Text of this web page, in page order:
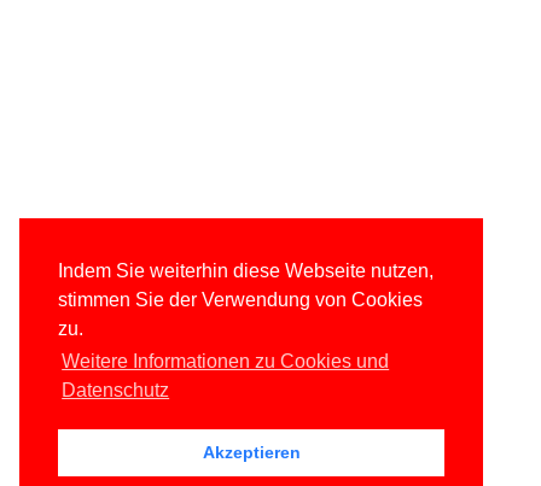
Indem Sie weiterhin diese Webseite nutzen,
stimmen Sie der Verwendung von Cookies
zu.
Weitere Informationen zu Cookies und
Datenschutz
Akzeptieren